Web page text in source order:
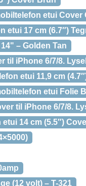
etui Cover
etui 17 cm (6.7″)
– Golden Tan
til iPhone 6/7/8.
etui 11,9 cm
etui Folie
til iPhone 6/7/8.
14 cm (5.5″)
(12 volt) – T-321